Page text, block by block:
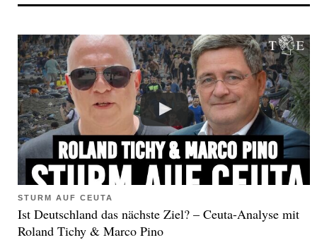
STURM AUF CEUTA
Ist Deutschland das nächste Ziel? – Ceuta-Analyse mit
Roland Tichy & Marco Pino